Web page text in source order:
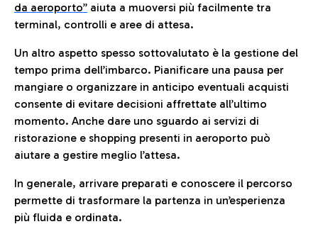
da aeroporto” aiuta a muoversi più facilmente tra
terminal, controlli e aree di attesa.
Un altro aspetto spesso sottovalutato è la gestione del
tempo prima dell’imbarco. Pianificare una pausa per
mangiare o organizzare in anticipo eventuali acquisti
consente di evitare decisioni affrettate all’ultimo
momento. Anche dare uno sguardo ai servizi di
ristorazione e shopping presenti in aeroporto può
aiutare a gestire meglio l’attesa.
In generale, arrivare preparati e conoscere il percorso
permette di trasformare la partenza in un’esperienza
più fluida e ordinata.